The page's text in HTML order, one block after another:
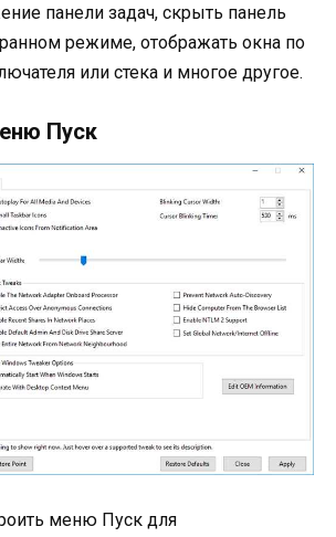
панели задач, скрыть панель
режиме, отображать окна по
или стека и многое другое.
Пуск
меню Пуск для